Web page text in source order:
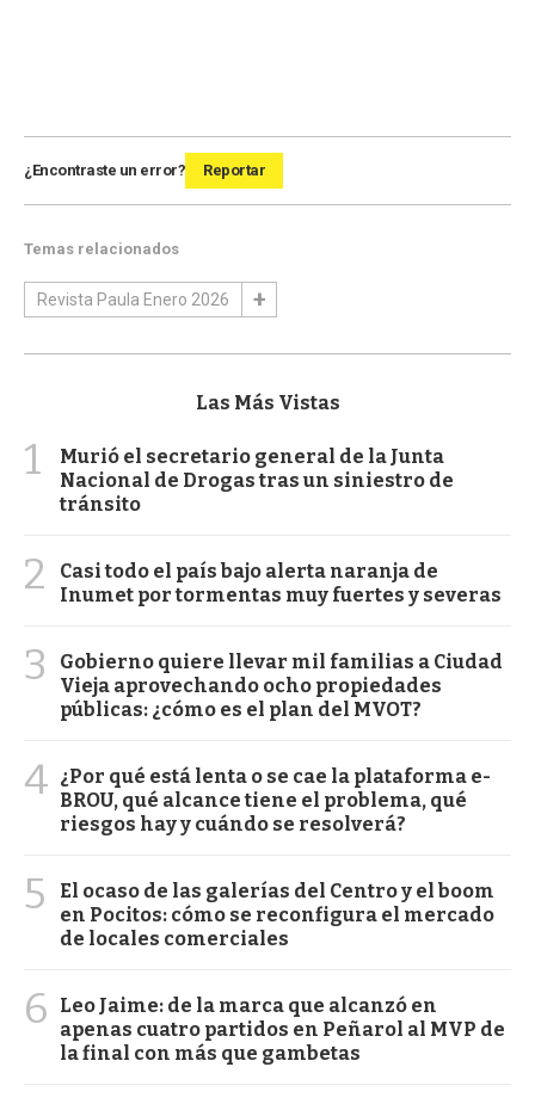
¿Encontraste un error? Reportar
Temas relacionados
Revista Paula Enero 2026
Las Más Vistas
1
Murió el secretario general de la Junta
Nacional de Drogas tras un siniestro de
tránsito
2
Casi todo el país bajo alerta naranja de
Inumet por tormentas muy fuertes y severas
3
Gobierno quiere llevar mil familias a Ciudad
Vieja aprovechando ocho propiedades
públicas: ¿cómo es el plan del MVOT?
4 ¿Por qué está lenta o se cae la plataforma e-
BROU, qué alcance tiene el problema, qué
riesgos hay y cuándo se resolverá?
5
El ocaso de las galerías del Centro y el boom
en Pocitos: cómo se reconfigura el mercado
de locales comerciales
6
Leo Jaime: de la marca que alcanzó en
apenas cuatro partidos en Peñarol al MVP de
la final con más que gambetas